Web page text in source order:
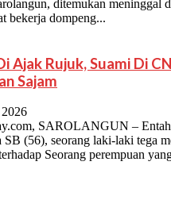
ditemukan meninggal
bekerja dompeng...
Ajak Rujuk, Suami Di
Sajam
SAROLANGUN – Entah
SB (56), seorang laki-laki tega
Seorang perempuan